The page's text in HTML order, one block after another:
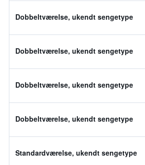
Dobbeltværelse, ukendt sengetype
Dobbeltværelse, ukendt sengetype
Dobbeltværelse, ukendt sengetype
Dobbeltværelse, ukendt sengetype
Standardværelse, ukendt sengetype